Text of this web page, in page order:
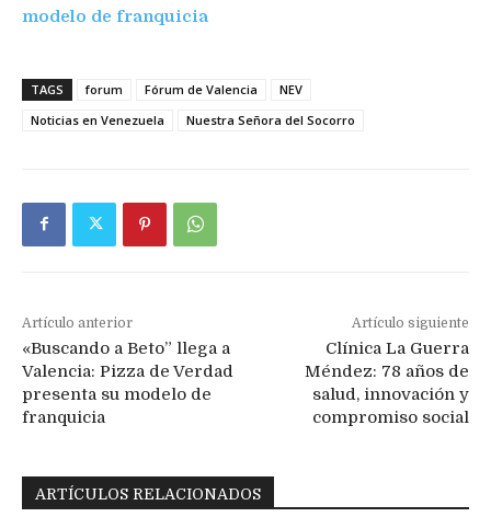
modelo de franquicia
TAGS forum Fórum de Valencia
NEV
Noticias en Venezuela
Nuestra Señora del Socorro
Artículo anterior
«Buscando a Beto” llega a
Valencia: Pizza de Verdad
presenta su modelo de
franquicia
Artículo siguiente
Clínica La Guerra
Méndez: 78 años de
salud, innovación y
compromiso social
ARTÍCULOS RELACIONADOS